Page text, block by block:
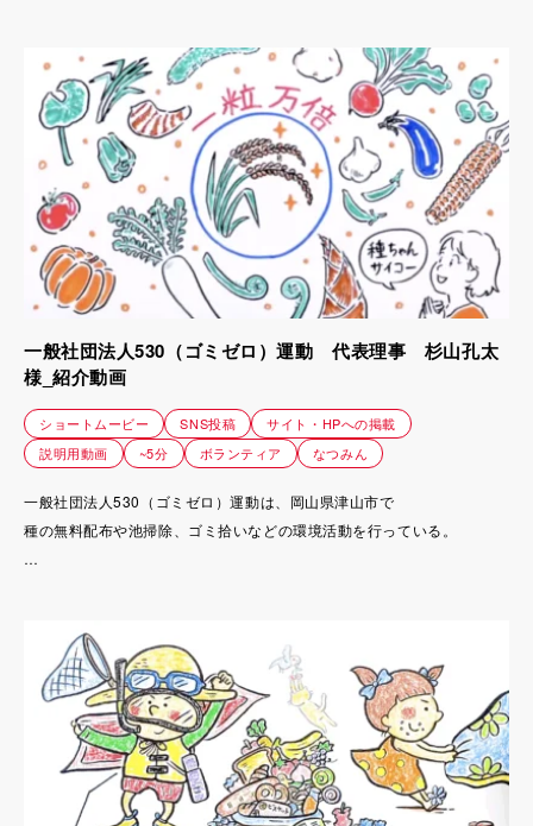
一般社団法人530（ゴミゼロ）運動 代表理事 杉山孔太
様_紹介動画
ショートムービー SNS投稿
サイト・HPへの掲載
説明用動画
~5分 ボランティア なつみん
一般社団法人530（ゴミゼロ）運動は、岡山県津山市で
種の無料配布や池掃除、ゴミ拾いなどの環境活動を行っている。
2022年より野菜の固定種・在来種の
「生きた種」を未来へ繋いでいく
facebookグループ『ばら撒くっ種（しゅ）』
というボランティア活動に力を入れている。
しかし、活動を続けるうち、
自分は活動内容を説明できても、広がっていくにつれて説明できない人